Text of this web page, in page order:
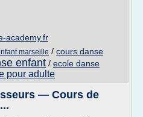
academy.fr
marseille / cours danse
enfant / ecole danse
pour adulte
— Cours de